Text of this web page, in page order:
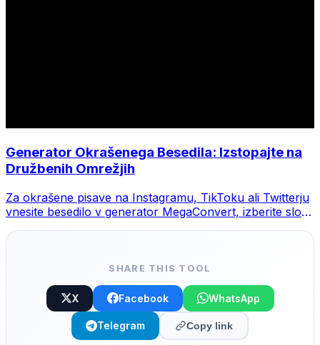
Generator Okrašenega Besedila: Izstopajte na
Družbenih Omrežjih
Za okrašene pisave na Instagramu, TikToku ali Twitterju
vnesite besedilo v generator MegaConvert, izberite slog
SHARE THIS TOOL
X Facebook WhatsApp
Telegram Copy link